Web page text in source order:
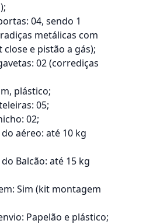
04, sendo 1
metálicas com
e pistão a gás);
02 (corrediças
plástico;
05;
02;
aéreo: até 10 kg
Balcão: até 15 kg
Sim (kit montagem
Papelão e plástico;